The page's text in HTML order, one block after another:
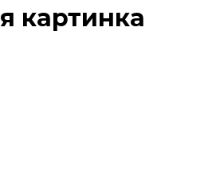
картинка